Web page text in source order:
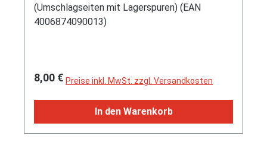
(Umschlagseiten mit Lagerspuren) (EAN
4006874090013)
Regulärer Preis:
8,00 € Preise inkl. MwSt. zzgl. Versandkosten
In den Warenkorb